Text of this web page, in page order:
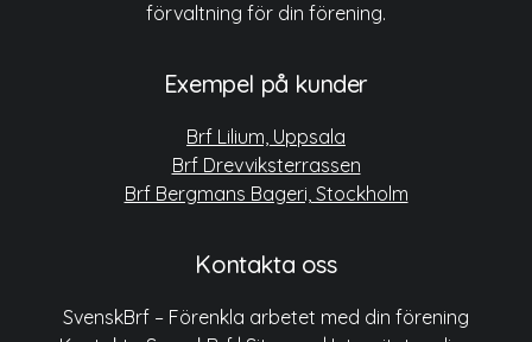
förvaltning för din förening.
Exempel på kunder
Brf Lilium, Uppsala
Brf Drevviksterrassen
Brf Bergmans Bageri, Stockholm
Kontakta oss
SvenskBrf – Förenkla arbetet med din förening